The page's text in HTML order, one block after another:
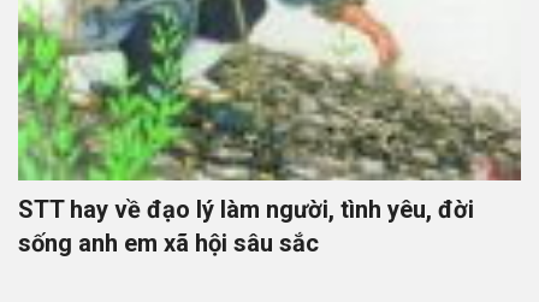
STT hay về đạo lý làm người, tình yêu, đời
sống anh em xã hội sâu sắc